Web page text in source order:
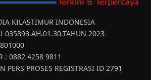
KILASTIMUR INDONESIA
035893.AH.01.30.TAHUN 2023
: 0882 4258 9811
PERS PROSES REGISTRASI ID 2791